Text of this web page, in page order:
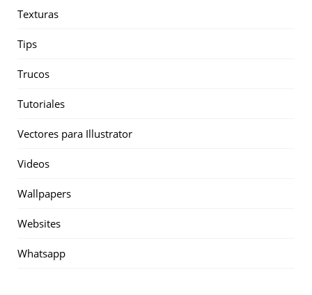
Texturas
Tips
Trucos
Tutoriales
Vectores para Illustrator
Videos
Wallpapers
Websites
Whatsapp